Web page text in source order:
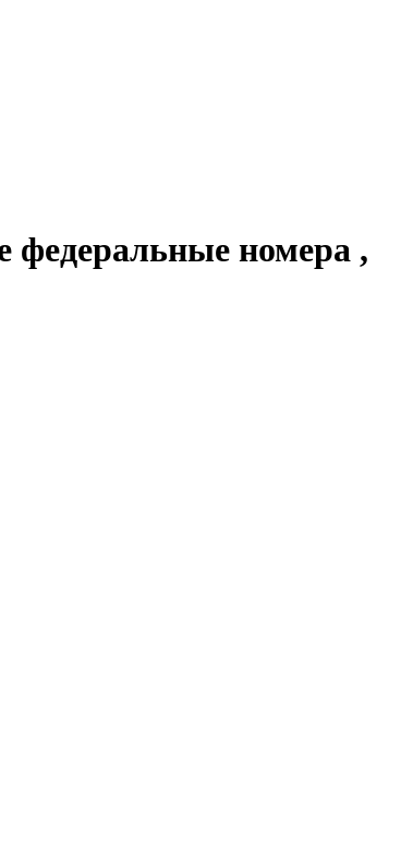
федеральные номера ,